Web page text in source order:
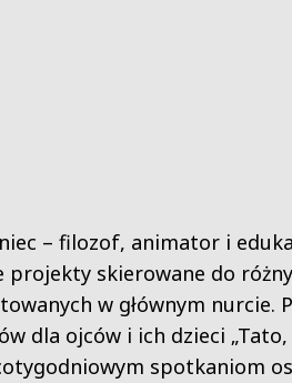
– filozof, animator i
projekty skierowane do
w głównym nurcie.
dla ojców i ich dzieci „Tato,
spotkaniom